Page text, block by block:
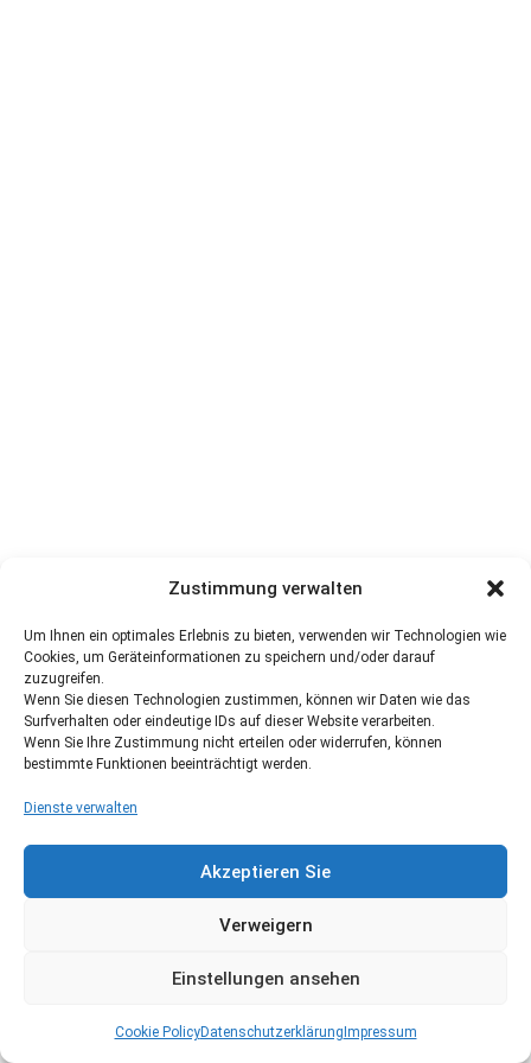
Zustimmung verwalten
Um Ihnen ein optimales Erlebnis zu bieten, verwenden wir Technologien wie
Cookies, um Geräteinformationen zu speichern und/oder darauf
zuzugreifen.
Wenn Sie diesen Technologien zustimmen, können wir Daten wie das
Surfverhalten oder eindeutige IDs auf dieser Website verarbeiten.
Wenn Sie Ihre Zustimmung nicht erteilen oder widerrufen, können
bestimmte Funktionen beeinträchtigt werden.
Dienste verwalten
Akzeptieren Sie
Verweigern
Einstellungen ansehen
Cookie PolicyDatenschutzerklärung Impressum